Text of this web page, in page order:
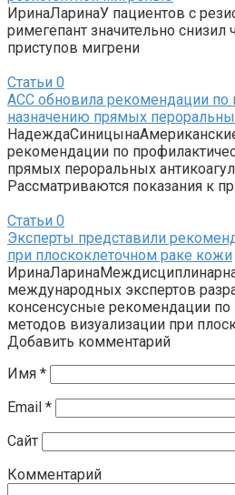
ИринаЛаринаУ пациентов с
римегепант значительно снизил
приступов мигрени
Статьи 0
ACC обновила рекомендации
назначению прямых
рекомендации по
прямых пероральных
Рассматриваются показания к
Статьи 0
Эксперты представили
при плоскоклеточном раке кожи
международных экспертов
консенсусные рекомендации
методов визуализации при
Добавить комментарий
Имя *
Email *
Сайт
Комментарий